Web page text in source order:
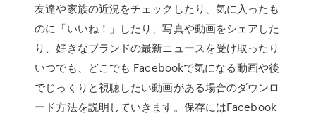
友達や家族の近況をチェックしたり、気に入ったも
のに「いいね！」したり、写真や動画をシェアした
り、好きなブランドの最新ニュースを受け取ったり
いつでも、どこでも Facebookで気になる動画や後
でじっくりと視聴したい動画がある場合のダウンロ
ード方法を説明していきます。保存にはFacebook